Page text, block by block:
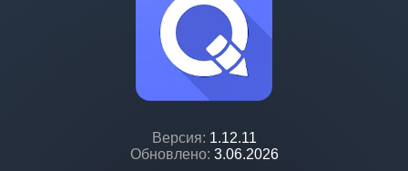
Версия: 1.12.11
Обновлено: 3.06.2026